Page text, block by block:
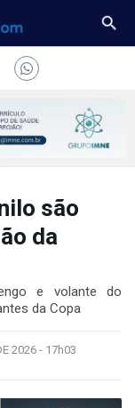
são
da
e volante do
da Copa
2026 - 17h03